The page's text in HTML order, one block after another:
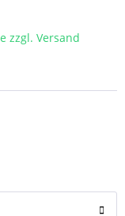
zzgl. Versand